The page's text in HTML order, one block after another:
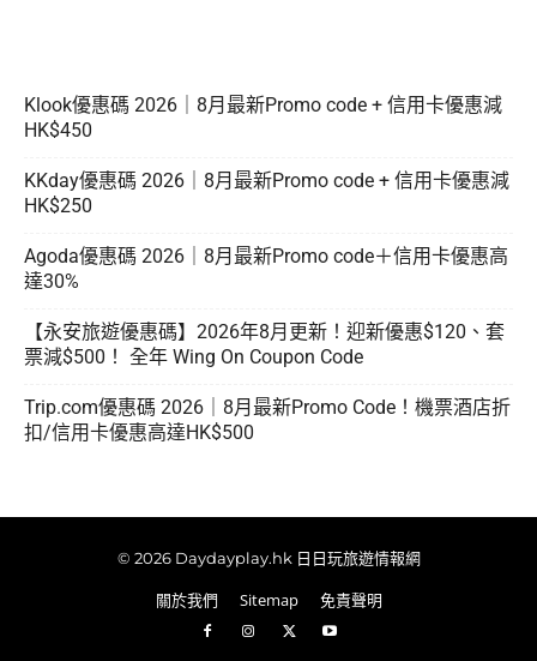
Klook優惠碼 2026｜8月最新Promo code + 信用卡優惠減
HK$450
KKday優惠碼 2026｜8月最新Promo code + 信用卡優惠減
HK$250
Agoda優惠碼 2026｜8月最新Promo code＋信用卡優惠高
達30%
【永安旅遊優惠碼】2026年8月更新！迎新優惠$120、套
票減$500！ 全年 Wing On Coupon Code
Trip.com優惠碼 2026｜8月最新Promo Code！機票酒店折
扣/信用卡優惠高達HK$500
© 2026 Daydayplay.hk 日日玩旅遊情報網
關於我們 Sitemap 免責聲明